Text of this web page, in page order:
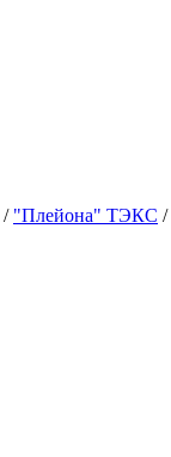
/ "Плейона" ТЭКС /